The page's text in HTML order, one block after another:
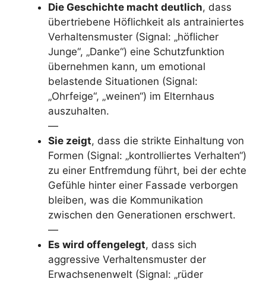
Die Geschichte macht deutlich, dass
übertriebene Höflichkeit als antrainiertes
Verhaltensmuster (Signal: „höflicher
Junge“, „Danke“) eine Schutzfunktion
übernehmen kann, um emotional
belastende Situationen (Signal:
„Ohrfeige“, „weinen“) im Elternhaus
auszuhalten.
—
Sie zeigt, dass die strikte Einhaltung von
Formen (Signal: „kontrolliertes Verhalten“)
zu einer Entfremdung führt, bei der echte
Gefühle hinter einer Fassade verborgen
bleiben, was die Kommunikation
zwischen den Generationen erschwert.
—
Es wird offengelegt, dass sich
aggressive Verhaltensmuster der
Erwachsenenwelt (Signal: „rüder